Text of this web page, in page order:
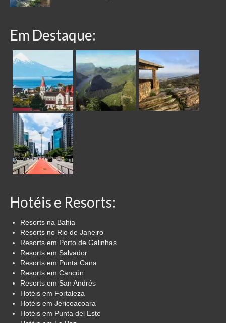
Em Destaque:
Hotéis e Resorts:
Resorts na Bahia
Resorts no Rio de Janeiro
Resorts em Porto de Galinhas
Resorts em Salvador
Resorts em Punta Cana
Resorts em Cancún
Resorts em San Andrés
Hotéis em Fortaleza
Hotéis em Jericoacoara
Hotéis em Punta del Este